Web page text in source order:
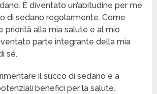
È diventato un’abitudine per me
di sedano regolarmente. Come
priorità alla mia salute e al mio
parte integrante della mia
sé.
il succo di sedano e a
benefici per la salute.